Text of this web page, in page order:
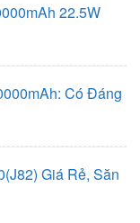
22.5W
Có Đáng
Giá Rẻ, Săn